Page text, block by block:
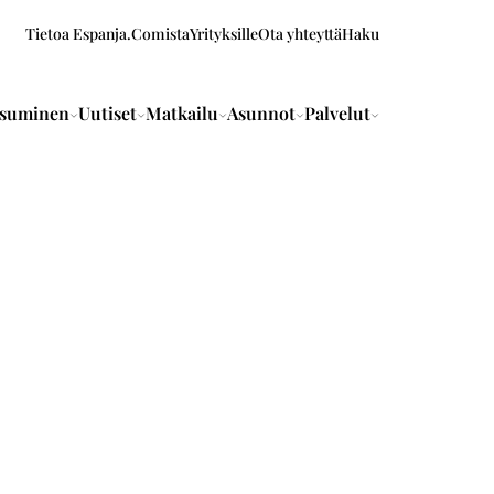
Tietoa Espanja.ComistaYrityksilleOta yhteyttäHaku
Uutiset Matkailu Asunnot Palvelut